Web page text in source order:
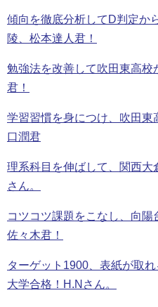
傾向を徹底分析してD判定か
陵、松本達人君！
勉強法を改善して吹田東高
君！
学習習慣を身につけ、吹田東
口潤君
理系科目を伸ばして、関西大
さん。
コツコツ課題をこなし、向陽
佐々木君！
ターゲット1900、表紙が取
大学合格！H.Nさん。